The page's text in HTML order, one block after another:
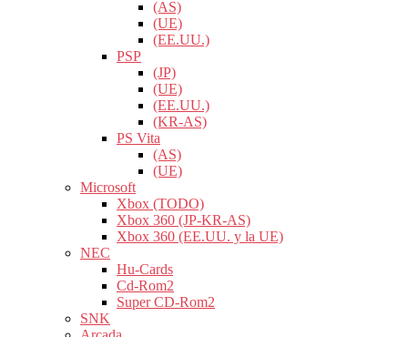
(AS)
(UE)
(EE.UU.)
PSP
(JP)
(UE)
(EE.UU.)
(KR-AS)
PS Vita
(AS)
(UE)
Microsoft
Xbox (TODO)
Xbox 360 (JP-KR-AS)
Xbox 360 (EE.UU. y la UE)
NEC
Hu-Cards
Cd-Rom2
Super CD-Rom2
SNK